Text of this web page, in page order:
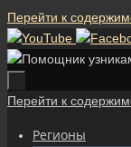
Перейти к
Перейти к
Регионы